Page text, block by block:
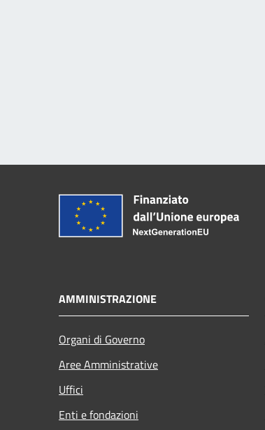
AMMINISTRAZIONE
Organi di Governo
Aree Amministrative
Uffici
Enti e fondazioni